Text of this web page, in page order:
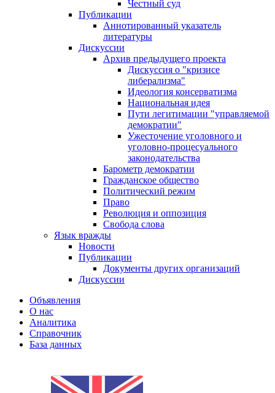
Честный суд
Публикации
Аннотированный указатель
литературы
Дискуссии
Архив предыдущего проекта
Дискуссия о "кризисе
либерализма"
Идеология консерватизма
Национальная идея
Пути легитимации "управляемой
демократии"
Ужесточение уголовного и
уголовно-процесуального
законодательства
Барометр демократии
Гражданское общество
Политический режим
Право
Революция и оппозиция
Свобода слова
Язык вражды
Новости
Публикации
Документы других организаций
Дискуссии
Объявления
О нас
Аналитика
Справочник
База данных